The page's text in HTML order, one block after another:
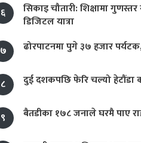
६
सिकाइ चौतारी: शिक्षामा
डिजिटल यात्रा
७
ढोरपाटनमा पुगे ३७ हजार
८ दुई दशकपछि फेरि चल्यो हेटौंडा
९ बैतडीका १७८ जनाले घरमै पाए